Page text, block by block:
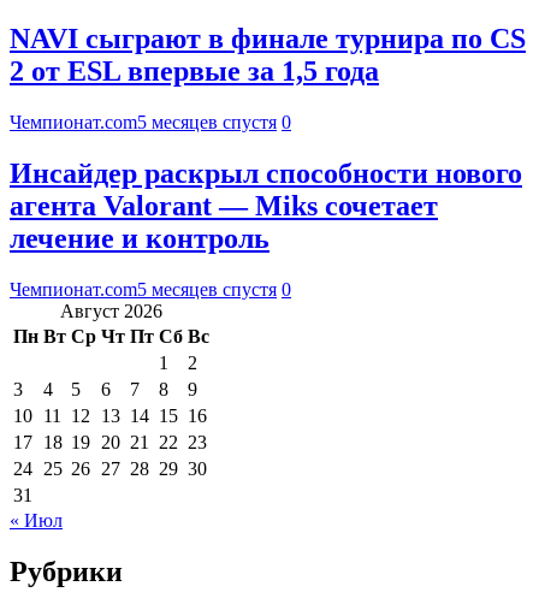
NAVI сыграют в финале турнира по CS
2 от ESL впервые за 1,5 года
Чемпионат.com5 месяцев спустя 0
Инсайдер раскрыл способности нового
агента Valorant — Miks сочетает
лечение и контроль
Чемпионат.com5 месяцев спустя 0
Август 2026
Пн Вт Ср Чт Пт Сб Вс
1
2
3
4 5 6 7 8
9
10 11 12 13 14 15 16
17 18 19 20 21 22 23
24 25 26 27 28 29 30
31
« Июл
Рубрики